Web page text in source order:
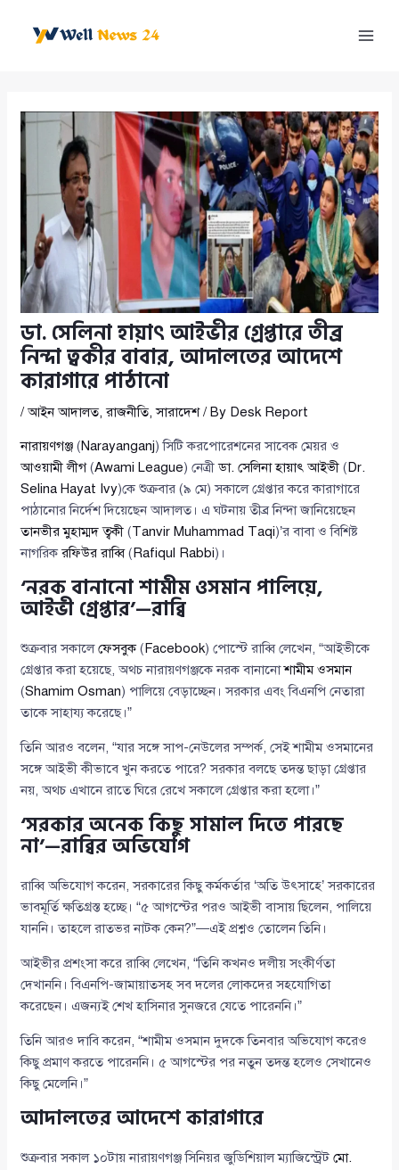
ডা. সেলিনা হায়াৎ আইভীর গ্রেপ্তারে তীব্র
নিন্দা ত্বকীর বাবার, আদালতের আদেশে
কারাগারে পাঠানো
/আইন আদালত,রাজনীতি,সারাদেশ/ By Desk Report
নারায়ণগঞ্জ (Narayanganj) সিটি করপোরেশনের সাবেক মেয়র ও
আওয়ামী লীগ(Awami League) নেত্রীডা. সেলিনা হায়াৎ আইভী (Dr.
Selina Hayat Ivy)কে শুক্রবার (৯ মে) সকালে গ্রেপ্তার করে কারাগারে
পাঠানোর নির্দেশ দিয়েছেন আদালত। এ ঘটনায় তীব্র নিন্দা জানিয়েছেন
তানভীর মুহাম্মদ ত্বকী (Tanvir Muhammad Taqi)’র বাবা ও বিশিষ্ট
নাগরিকরফিউর রাব্বি(Rafiqul Rabbi)।
‘নরক বানানো শামীম ওসমান পালিয়ে,
আইভী গ্রেপ্তার’—রাব্বি
শুক্রবার সকালেফেসবুক(Facebook) পোস্টে রাব্বি লেখেন, “আইভীকে
গ্রেপ্তার করা হয়েছে, অথচ নারায়ণগঞ্জকে নরক বানানোশামীম ওসমান
(Shamim Osman) পালিয়ে বেড়াচ্ছেন। সরকার এবং বিএনপি নেতারা
তাকে সাহায্য করেছে।”
তিনি আরও বলেন, “যার সঙ্গে সাপ-নেউলের সম্পর্ক, সেই শামীম ওসমানের
সঙ্গে আইভী কীভাবে খুন করতে পারে? সরকার বলছে তদন্ত ছাড়া গ্রেপ্তার
নয়, অথচ এখানে রাতে ঘিরে রেখে সকালে গ্রেপ্তার করা হলো।”
‘সরকার অনেক কিছু সামাল দিতে পারছে
না’—রাব্বির অভিযোগ
রাব্বি অভিযোগ করেন, সরকারের কিছু কর্মকর্তার ‘অতি উৎসাহে’ সরকারের
ভাবমূর্তি ক্ষতিগ্রস্ত হচ্ছে। “৫ আগস্টের পরও আইভী বাসায় ছিলেন, পালিয়ে
যাননি। তাহলে রাতভর নাটক কেন?”—এই প্রশ্নও তোলেন তিনি।
আইভীর প্রশংসা করে রাব্বি লেখেন, “তিনি কখনও দলীয় সংকীর্ণতা
দেখাননি। বিএনপি-জামায়াতসহ সব দলের লোকদের সহযোগিতা
করেছেন। এজন্যই শেখ হাসিনার সুনজরে যেতে পারেননি।”
তিনি আরও দাবি করেন, “শামীম ওসমান দুদকে তিনবার অভিযোগ করেও
কিছু প্রমাণ করতে পারেননি। ৫ আগস্টের পর নতুন তদন্ত হলেও সেখানেও
কিছু মেলেনি।”
আদালতের আদেশে কারাগারে
শুক্রবার সকাল ১০টায় নারায়ণগঞ্জ সিনিয়র জুডিশিয়াল ম্যাজিস্ট্রেটমো.